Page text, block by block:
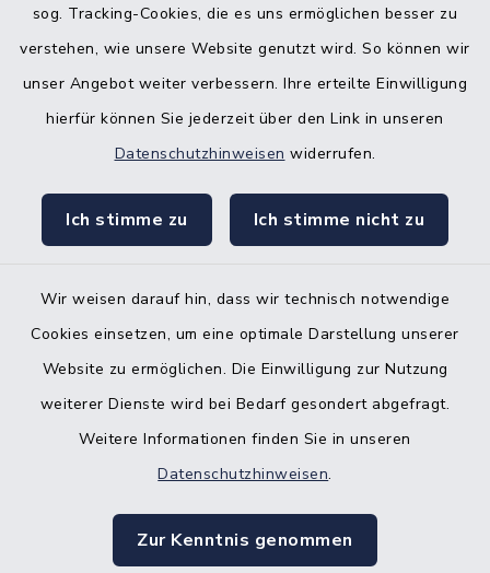
sog. Tracking-Cookies, die es uns ermöglichen besser zu
verstehen, wie unsere Website genutzt wird. So können wir
unser Angebot weiter verbessern. Ihre erteilte Einwilligung
hierfür können Sie jederzeit über den Link in unseren
Datenschutzhinweisen widerrufen.
Ich stimme zu Ich stimme nicht zu
Wir weisen darauf hin, dass wir technisch notwendige
Cookies einsetzen, um eine optimale Darstellung unserer
Website zu ermöglichen. Die Einwilligung zur Nutzung
weiterer Dienste wird bei Bedarf gesondert abgefragt.
Weitere Informationen finden Sie in unseren
Datenschutzhinweisen.
Zur Kenntnis genommen
Bürgerbüro Hanerau-Hademarschen
Nebenstelle Padenstedt
Gleichstellungsbüro
Barrierefreiheit
Impressum